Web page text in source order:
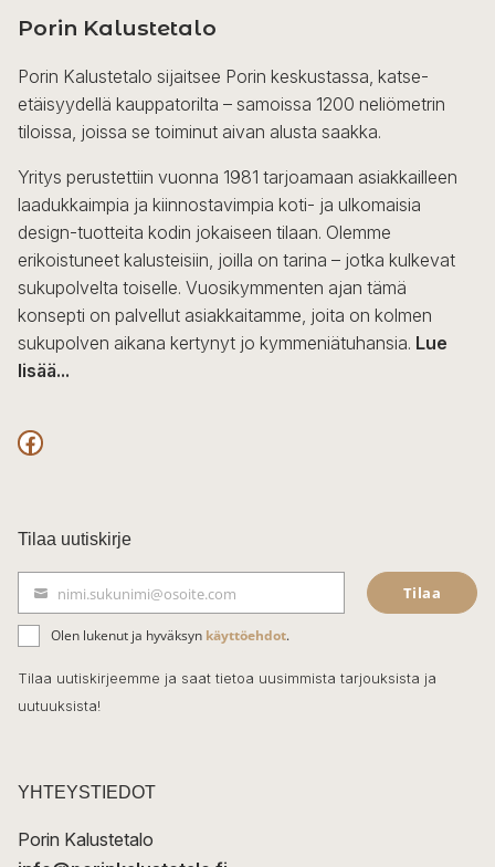
muunnelma.
tehdä
valinnat
tuotteen
sivulla.
Porin Kalustetalo
Porin Kalustetalo sijaitsee Porin keskustassa, katse-
etäisyydellä kauppatorilta – samoissa 1200 neliömetrin
tiloissa, joissa se toiminut aivan alusta saakka.
Yritys perustettiin vuonna 1981 tarjoamaan asiakkailleen
laadukkaimpia ja kiinnostavimpia koti- ja ulkomaisia
design-tuotteita kodin jokaiseen tilaan. Olemme
erikoistuneet kalusteisiin, joilla on tarina – jotka kulkevat
sukupolvelta toiselle. Vuosikymmenten ajan tämä
konsepti on palvellut asiakkaitamme, joita on kolmen
sukupolven aikana kertynyt jo kymmeniätuhansia. Lue
lisää...
F
c
e
b
o
o
k
Tilaa uutiskirje
ä
h
k
t
nimi.sukunimi@osoite.com Tilaa
Olen lukenut ja hyväksyn käyttöehdot.
Tilaa uutiskirjeemme ja saat tietoa uusimmista tarjouksista ja
uutuuksista!
YHTEYSTIEDOT
Porin Kalustetalo